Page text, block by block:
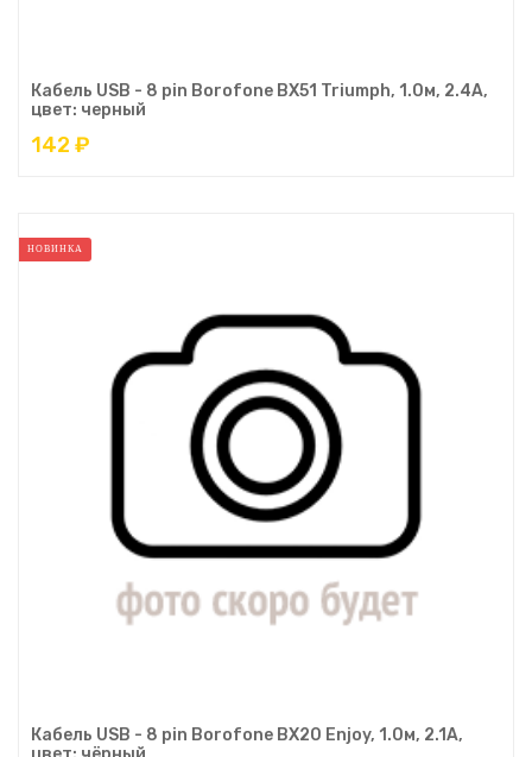
Кабель USB - 8 pin Borofone BX51 Triumph, 1.0м, 2.4A,
цвет: черный
142 ₽
НОВИНКА
Кабель USB - 8 pin Borofone BX20 Enjoy, 1.0м, 2.1A,